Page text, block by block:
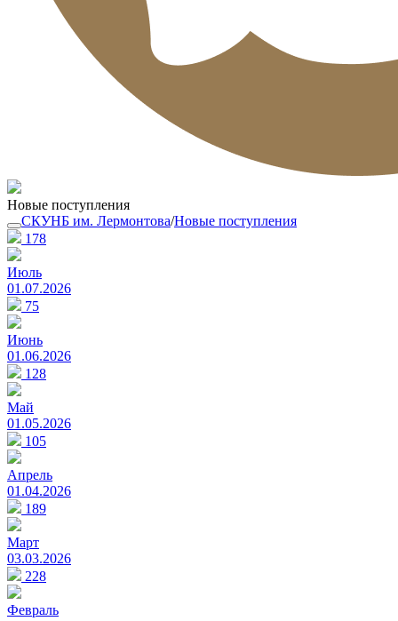
Новые поступления
СКУНБ им. Лермонтова/Новые поступления
178
Июль
01.07.2026
75
Июнь
01.06.2026
128
Май
01.05.2026
105
Апрель
01.04.2026
189
Март
03.03.2026
228
Февраль